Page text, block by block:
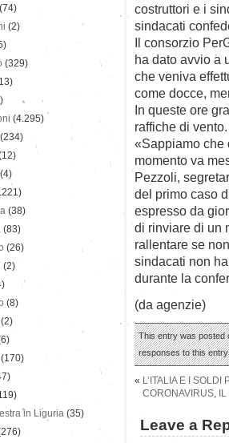
costruttori e i
sindacati
Il consorzio
ha dato avvio a
che veniva
come docce,
In queste ore
raffiche di vento.
«Sappiamo che
momento va
Pezzoli,
del primo caso
espresso da
di rinviare di un
rallentare se
sindacati non
durante la
(da agenzie)
This entry was posted
responses to this
« L’ITALIA E I SOLDI
CORONAVIRUS, IL
Leave a
(74)
(2)
(329)
(4.295)
(234)
(4)
(38)
(83)
(26)
(2)
(8)
(2)
(170)
in Liguria (35)